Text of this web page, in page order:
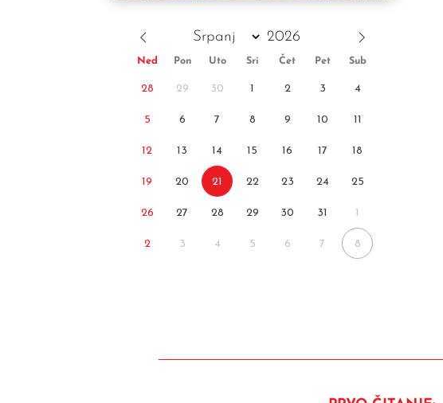
Ned Pon Uto Sri Čet Pet Sub
28 29 30 1 2 3 4
5 6 7 8 9 10 11
12 13 14 15 16 17 18
19 20 21 22 23 24 25
26 27 28 29 30 31 1
2 3 4 5 6 7 8